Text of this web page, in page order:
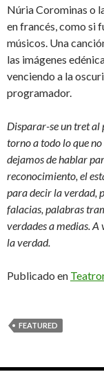
Núria Corominas o
en francés, como si
músicos. Una
las imágenes
venciendo a la
programador.
Disparar-se un tret al
torno a todo lo que no
dejamos de hablar
reconocimiento, el
para decir la verdad,
falacias, palabras
verdades a medias. A
la verdad.
Publicado en
FEATURED